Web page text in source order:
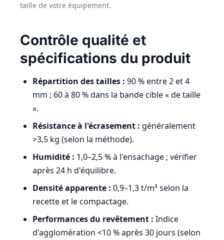
taille de votre équipement.
Contrôle qualité et
spécifications du produit
Répartition des tailles : 90 % entre 2 et 4
mm ; 60 à 80 % dans la bande cible « de taille
».
Résistance à l'écrasement : généralement
>3,5 kg (selon la méthode).
Humidité : 1,0–2,5 % à l'ensachage ; vérifier
après 24 h d'équilibre.
Densité apparente : 0,9–1,3 t/m³ selon la
recette et le compactage.
Performances du revêtement : Indice
d'agglomération <10 % après 30 jours (selon